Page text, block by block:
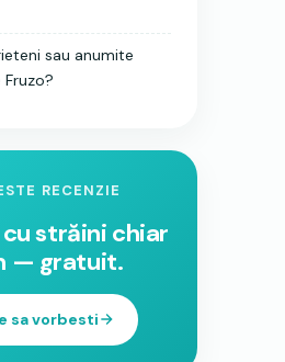
sau anumite
RECENZIE
străini chiar
— gratuit.
sa vorbesti